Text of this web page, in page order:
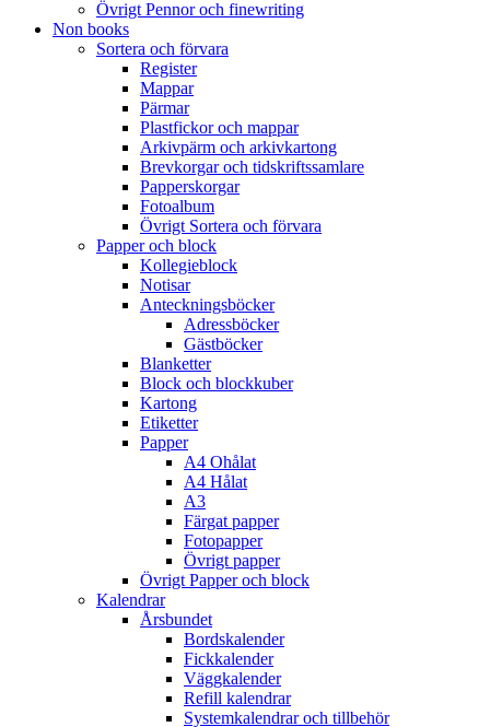
Övrigt Pennor och finewriting
Non books
Sortera och förvara
Register
Mappar
Pärmar
Plastfickor och mappar
Arkivpärm och arkivkartong
Brevkorgar och tidskriftssamlare
Papperskorgar
Fotoalbum
Övrigt Sortera och förvara
Papper och block
Kollegieblock
Notisar
Anteckningsböcker
Adressböcker
Gästböcker
Blanketter
Block och blockkuber
Kartong
Etiketter
Papper
A4 Ohålat
A4 Hålat
A3
Färgat papper
Fotopapper
Övrigt papper
Övrigt Papper och block
Kalendrar
Årsbundet
Bordskalender
Fickkalender
Väggkalender
Refill kalendrar
Systemkalendrar och tillbehör